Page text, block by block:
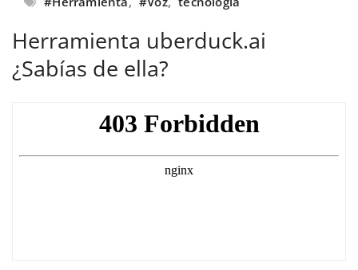
Herramienta uberduck.ai
¿Sabías de ella?